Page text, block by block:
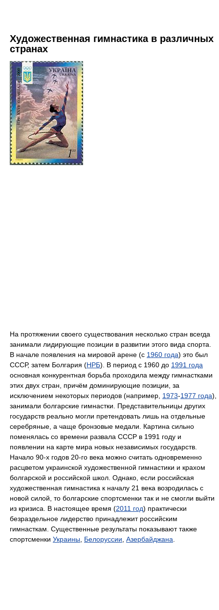
Художественная гимнастика в различных
странах
На протяжении своего существования несколько стран всегда
занимали лидирующие позиции в развитии этого вида спорта.
В начале появления на мировой арене (с 1960 года) это был
СССР, затем Болгария (НРБ). В период с 1960 до 1991 года
основная конкурентная борьба проходила между гимнастками
этих двух стран, причём доминирующие позиции, за
исключением некоторых периодов (например, 1973-1977 года),
занимали болгарские гимнастки. Представительницы других
государств реально могли претендовать лишь на отдельные
серебряные, а чаще бронзовые медали. Картина сильно
поменялась со времени развала СССР в 1991 году и
появлении на карте мира новых независимых государств.
Начало 90-х годов 20-го века можно считать одновременно
расцветом украинской художественной гимнастики и крахом
болгарской и российской школ. Однако, если российская
художественная гимнастика к началу 21 века возродилась с
новой силой, то болгарские спортсменки так и не смогли выйти
из кризиса. В настоящее время (2011 год) практически
безраздельное лидерство принадлежит российским
гимнасткам. Существенные результаты показывают также
спортсменки Украины Белоруссии Азербайджана